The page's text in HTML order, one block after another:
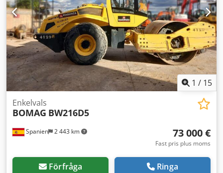
HD 10 Årsmodell: 2006 Enligt mätare: 7.771 timmar 20,1
kW Deutz 2.450 kg Försäljningspris: 8.800 EUR netto Även
förmånlig leverans möjlig!
1 / 15
Spanien 2 443 km
Enkelvals
BOMAG BW216D5
73 000 €
Fast pris plus moms
Förfråga Ringa